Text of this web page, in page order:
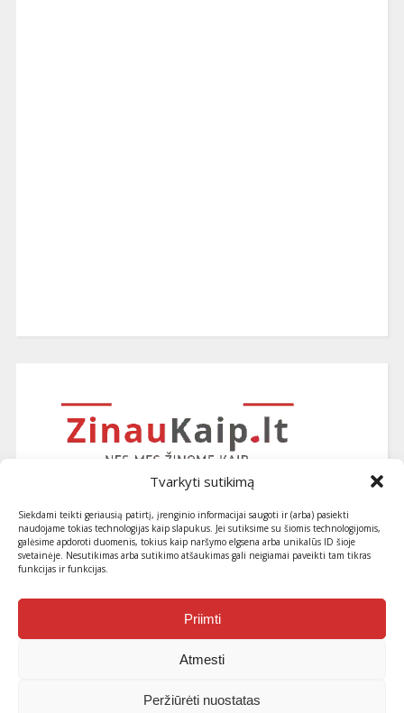
Tvarkyti sutikimą
Siekdami teikti geriausią patirtį, įrenginio informacijai saugoti ir (arba) pasiekti
naudojame tokias technologijas kaip slapukus. Jei sutiksime su šiomis technologijomis,
galėsime apdoroti duomenis, tokius kaip naršymo elgsena arba unikalūs ID šioje
svetainėje. Nesutikimas arba sutikimo atšaukimas gali neigiamai paveikti tam tikras
funkcijas ir funkcijas.
Priimti
Atmesti
Peržiūrėti nuostatas
Užsiprenumeruokite naujausius
straipsnius ir patarimus